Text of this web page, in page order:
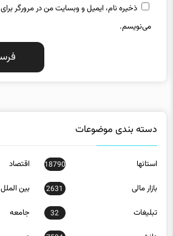
می‌نویسم.
استانها
بازار مالی 2631 بین الملل
تبلیغات 32 جامعه
دانش 7584 عمومی